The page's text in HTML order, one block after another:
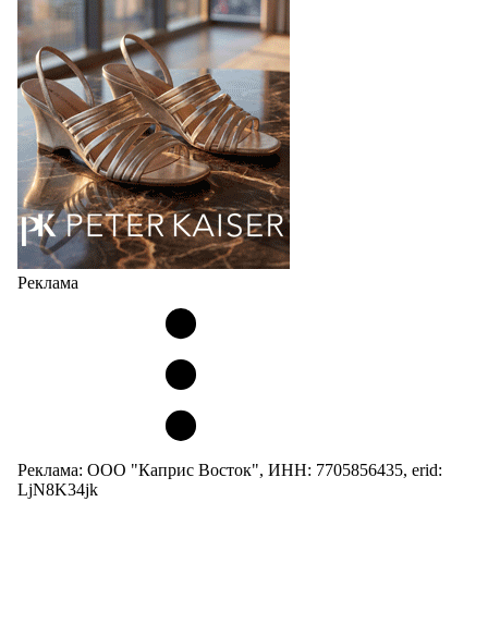
дизайнерских марок одежды, обуви и аксессуаров.
Бренды также получат маркетинговую…
06.08.2026 956
Реклама
Реклама: ООО "Каприс Восток", ИНН: 7705856435, erid:
LjN8K34jk